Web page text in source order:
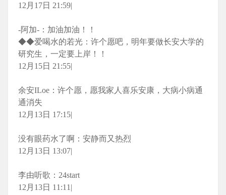
12月17日 21:59|
-阿加-：加油加油！！
◆◆爱喝水的若光：许个愿吧，明年要做长安大学的
研究生，一定要上岸！！
12月15日 21:55|
余安ILoe：许个愿，愿我家人喜乐安康，大病小病通
通消失
12月13日 17:15|
没有眼药水了啊：安静而又热烈
12月13日 13:07|
李由听歌：24start
12月13日 11:11|